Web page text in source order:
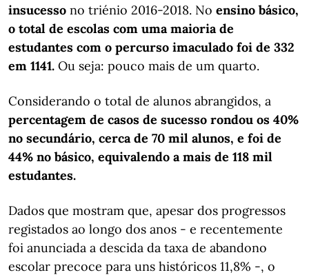
insucesso no triénio 2016-2018. No ensino básico,
o total de escolas com uma maioria de
estudantes com o percurso imaculado foi de 332
em 1141. Ou seja: pouco mais de um quarto.
Considerando o total de alunos abrangidos, a
percentagem de casos de sucesso rondou os 40%
no secundário, cerca de 70 mil alunos, e foi de
44% no básico, equivalendo a mais de 118 mil
estudantes.
Dados que mostram que, apesar dos progressos
registados ao longo dos anos - e recentemente
foi anunciada a descida da taxa de abandono
escolar precoce para uns históricos 11,8% -, o